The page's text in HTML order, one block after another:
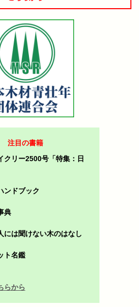
注目の書籍
クリー2500号「特集：日
ンドブック
典
には聞けない木のはなし
ト名鑑
らから